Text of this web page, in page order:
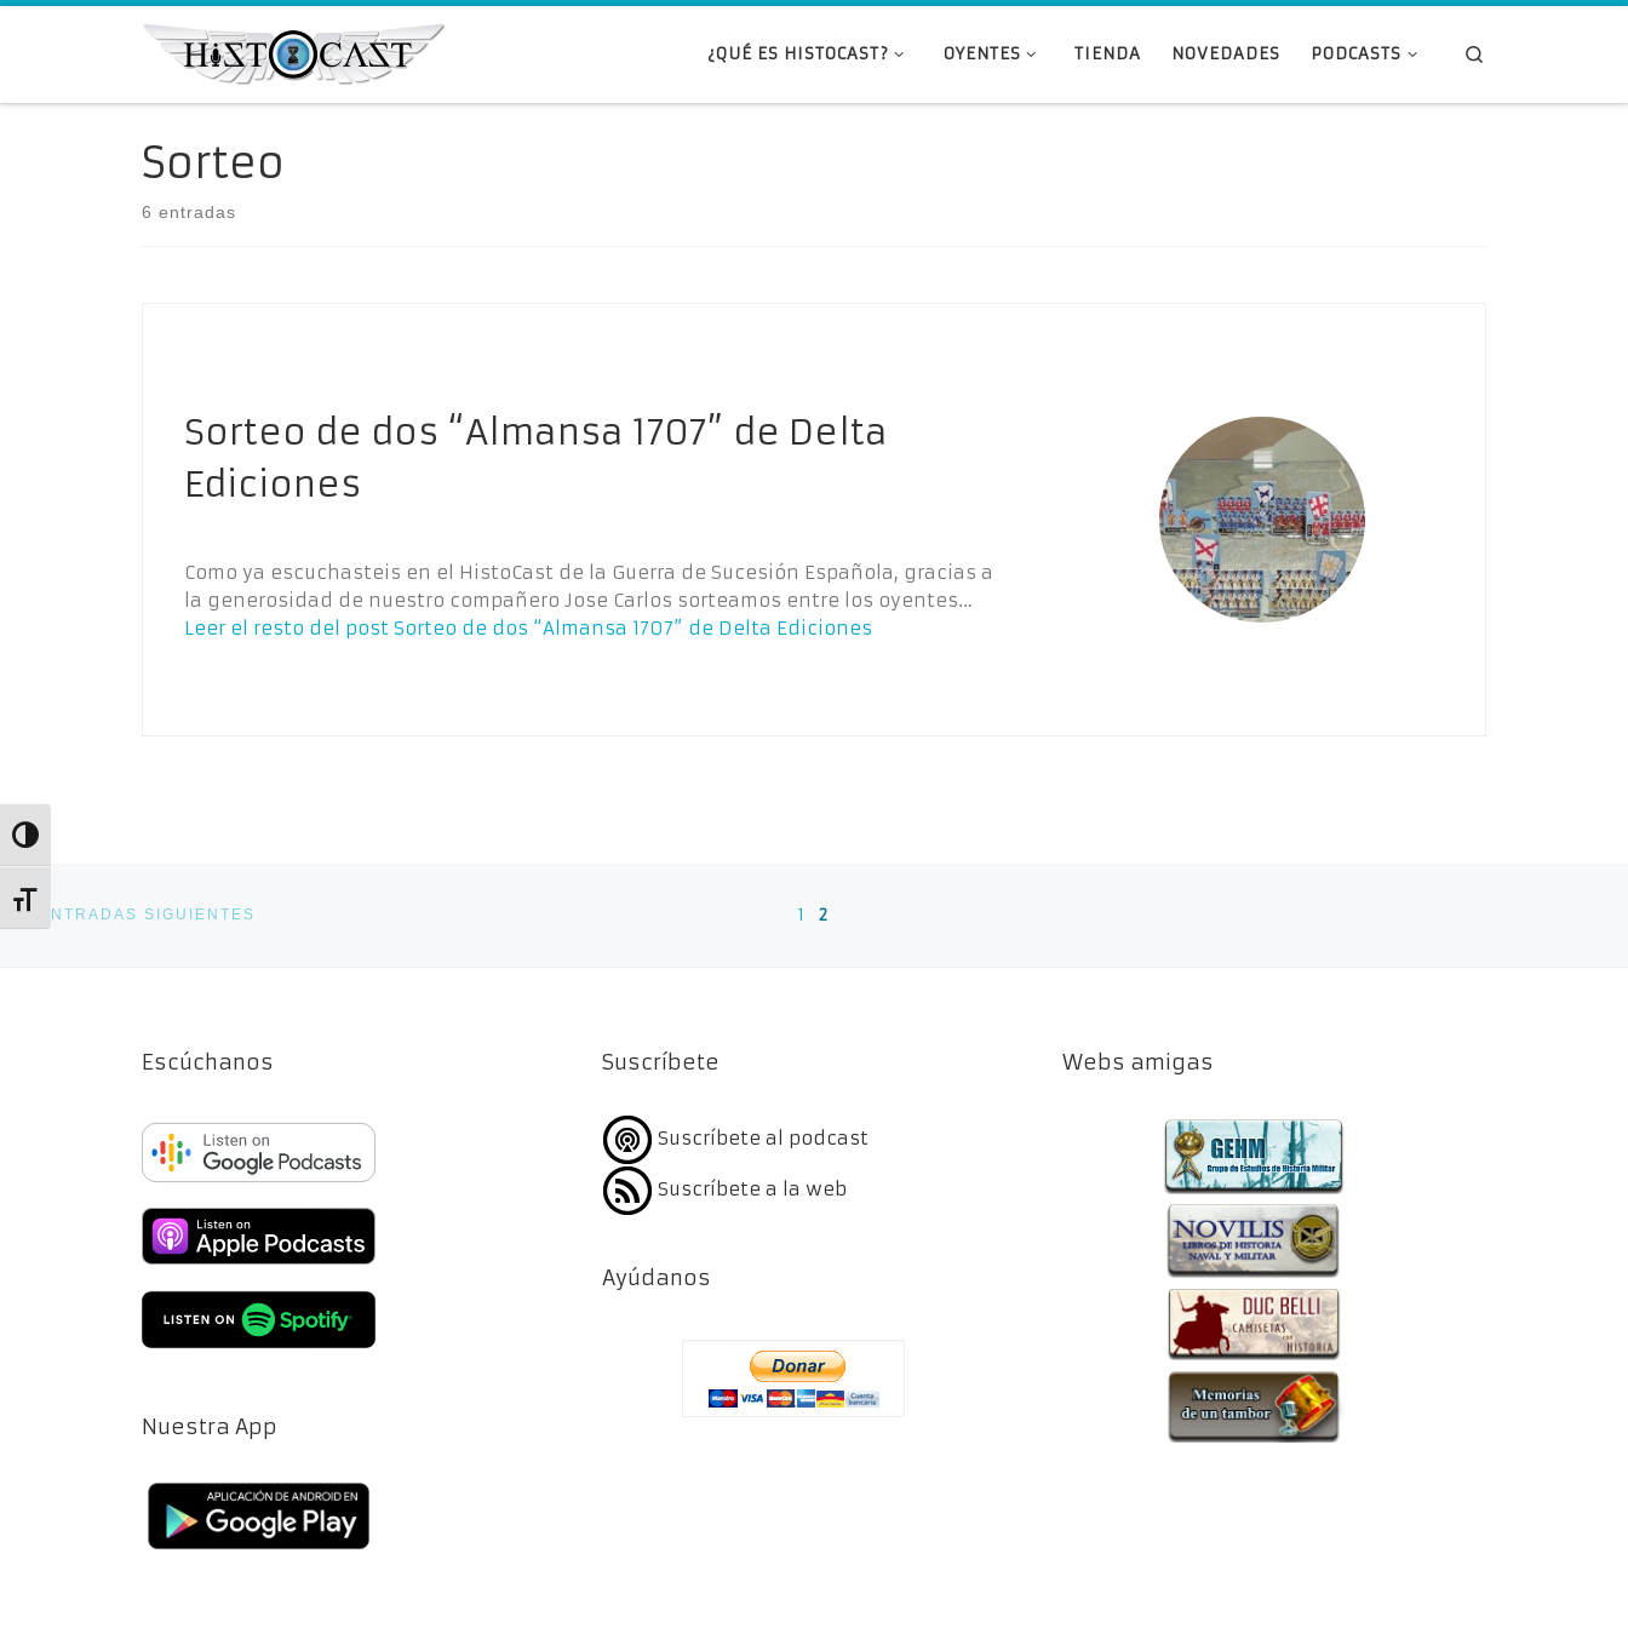
Alternar alto contraste
Alternar tamaño de letra
Saltar al contenido
¿QUÉ ES HISTOCAST? OYENTES TIENDA NOVEDADES PODCASTS
Sorteo
6 entradas
Sorteo de dos “Almansa 1707” de Delta
Ediciones
Como ya escuchasteis en el HistoCast de la Guerra de Sucesión Española, gracias a
la generosidad de nuestro compañero Jose Carlos sorteamos entre los oyentes…
Leer el resto del post Sorteo de dos “Almansa 1707” de Delta Ediciones
Navegación de entradas
Entradas siguientes
ENTRADAS SIGUIENTES 1 2
Escúchanos
Nuestra App
Suscríbete
Suscríbete al podcast
Suscríbete a la web
Ayúdanos
Webs amigas